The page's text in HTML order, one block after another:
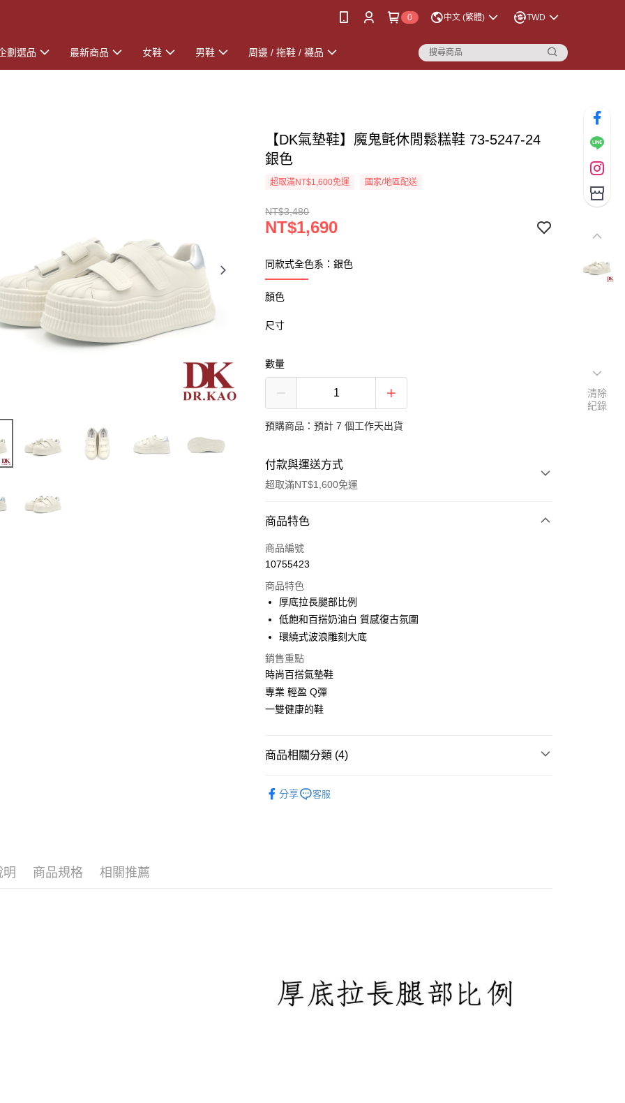
0 中文 (繁體) TWD
劃選品 最新商品 女鞋 男鞋 周邊 / 拖鞋 / 襪品
【DK氣墊鞋】魔鬼氈休閒鬆糕鞋 73-5247-24
銀色
超取滿NT$1,600免運 國家/地區配送
NT$3,480
NT$1,690
同款式全色系：銀色
顏色
尺寸
數量
預購商品：預計 7 個工作天出貨
付款與運送方式
超取滿NT$1,600免運
付款方式
信用卡一次付款
Apple Pay
街口支付
Google Pay
每筆NT$100，滿NT$1,600(含以上)免運費
境外配送
商品特色
商品編號
10755423
商品特色
厚底拉長腿部比例
低飽和百搭奶油白 質感復古氛圍
環繞式波浪雕刻大底
銷售重點
時尚百搭氣墊鞋
專業 輕盈 Q彈
一雙健康的鞋
商品相關分類 (4)
分享 客服
明 商品規格 相關推薦
清除
紀錄